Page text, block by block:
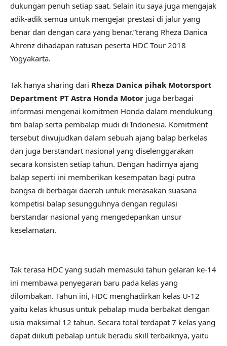
dukungan penuh setiap saat. Selain itu saya juga mengajak
adik-adik semua untuk mengejar prestasi di jalur yang
benar dan dengan cara yang benar.”terang Rheza Danica
Ahrenz dihadapan ratusan peserta HDC Tour 2018
Yogyakarta.
Tak hanya sharing dari Rheza Danica pihak Motorsport
Department PT Astra Honda Motor juga berbagai
informasi mengenai komitmen Honda dalam mendukung
tim balap serta pembalap mudi di Indonesia. Komitment
tersebut diwujudkan dalam sebuah ajang balap berkelas
dan juga berstandart nasional yang diselenggarakan
secara konsisten setiap tahun. Dengan hadirnya ajang
balap seperti ini memberikan kesempatan bagi putra
bangsa di berbagai daerah untuk merasakan suasana
kompetisi balap sesungguhnya dengan regulasi
berstandar nasional yang mengedepankan unsur
keselamatan.
Tak terasa HDC yang sudah memasuki tahun gelaran ke-14
ini membawa penyegaran baru pada kelas yang
dilombakan. Tahun ini, HDC menghadirkan kelas U-12
yaitu kelas khusus untuk pebalap muda berbakat dengan
usia maksimal 12 tahun. Secara total terdapat 7 kelas yang
dapat diikuti pebalap untuk beradu skill terbaiknya, yaitu